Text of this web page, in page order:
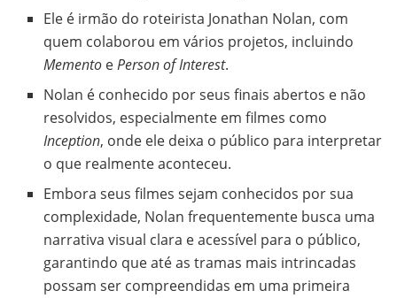
Ele é irmão do roteirista Jonathan Nolan, com
quem colaborou em vários projetos, incluindo
Memento ePerson of Interest.
Nolan é conhecido por seus finais abertos e não
resolvidos, especialmente em filmes como
Inception, onde ele deixa o público para interpretar
o que realmente aconteceu.
Embora seus filmes sejam conhecidos por sua
complexidade, Nolan frequentemente busca uma
narrativa visual clara e acessível para o público,
garantindo que até as tramas mais intrincadas
possam ser compreendidas em uma primeira